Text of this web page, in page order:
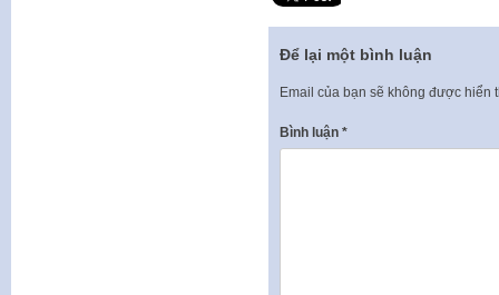
Để lại một bình luận
Email của bạn sẽ không được hiển
Bình luận *